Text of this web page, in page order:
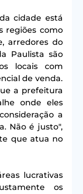
cidade está
regiões como
arredores do
Paulista são
locais com
de venda.
a prefeitura
onde eles
a
Não é justo",
que atua no
lucrativas
os